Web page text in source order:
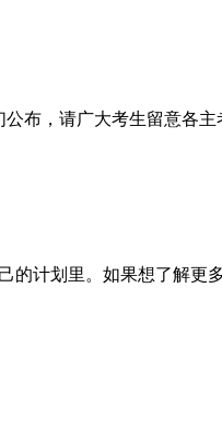
布，请广大考生留意各主
计划里。如果想了解更